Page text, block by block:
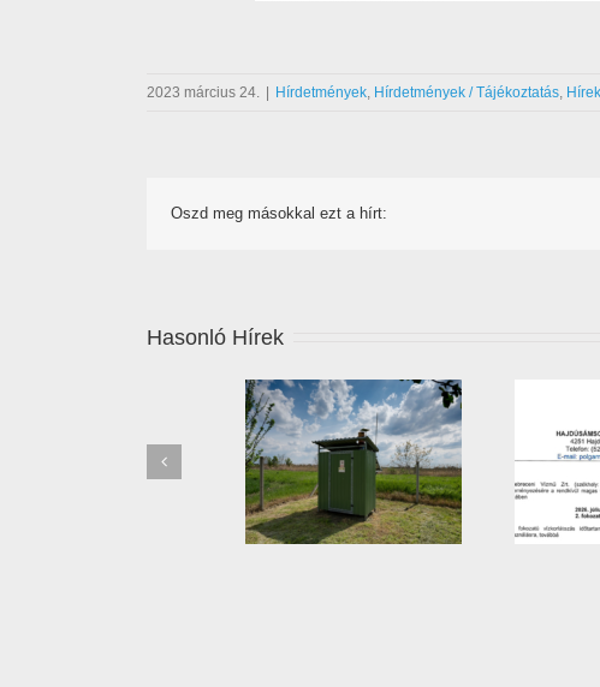
2023 március 24. Hírdetmények, Hírdetmények / Tájékoztatás, Hírek
Oszd meg másokkal ezt a hírt:
Hasonló Hírek
Leállítják a jégkármérséklő
II. fokú vízkorlátozásról
tájékoztató